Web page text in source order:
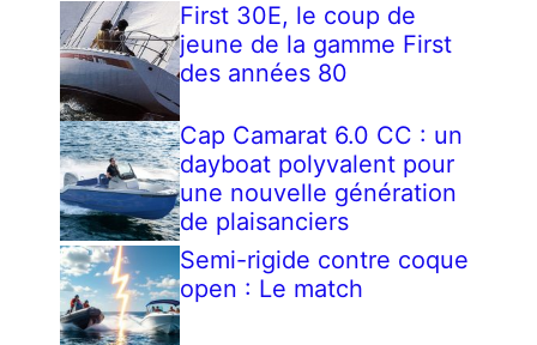
First 30E, le coup de
jeune de la gamme First
des années 80
Cap Camarat 6.0 CC : un
dayboat polyvalent pour
une nouvelle génération
de plaisanciers
Semi-rigide contre coque
open : Le match